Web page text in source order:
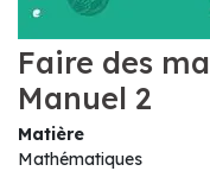
Faire des
Manuel 2
Matière
Mathématiques